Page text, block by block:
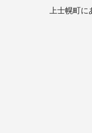
上士幌町